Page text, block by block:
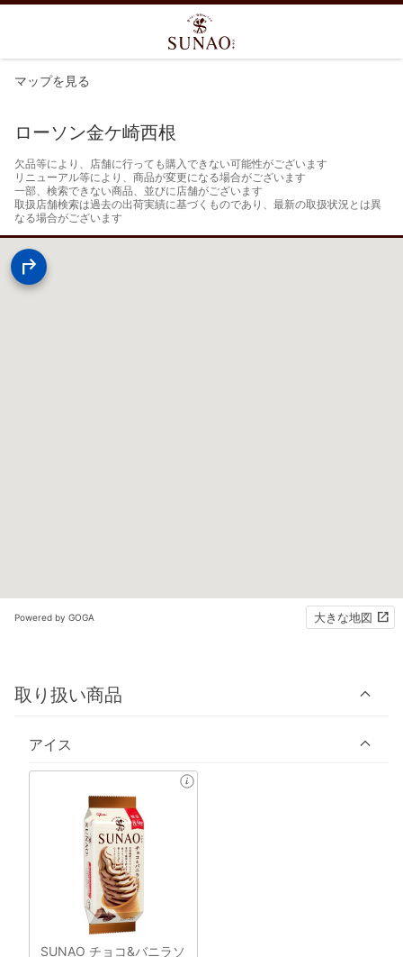
マップを見る
ローソン金ケ崎西根
欠品等により、店舗に行っても購入できない可能性がございます
リニューアル等により、商品が変更になる場合がございます
一部、検索できない商品、並びに店舗がございます
取扱店舗検索は過去の出荷実績に基づくものであり、最新の取扱状況とは異
なる場合がございます
Powered by GOGA 大きな地図
取り扱い商品
アイス
SUNAO チョコ&バニラソ